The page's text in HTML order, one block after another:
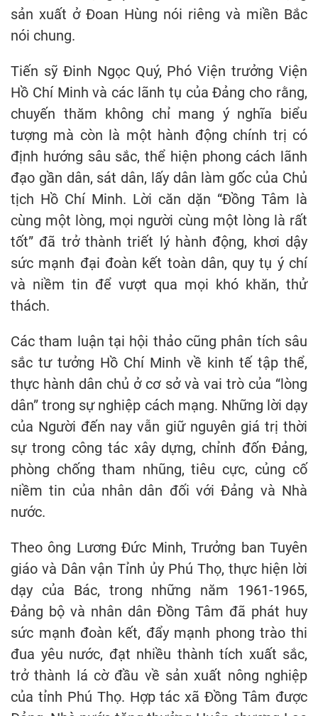
sản xuất ở Đoan Hùng nói riêng và miền Bắc
nói chung.
Tiến sỹ Đinh Ngọc Quý, Phó Viện trưởng Viện
Hồ Chí Minh và các lãnh tụ của Đảng cho rằng,
chuyến thăm không chỉ mang ý nghĩa biểu
tượng mà còn là một hành động chính trị có
định hướng sâu sắc, thể hiện phong cách lãnh
đạo gần dân, sát dân, lấy dân làm gốc của Chủ
tịch Hồ Chí Minh. Lời căn dặn “Đồng Tâm là
cùng một lòng, mọi người cùng một lòng là rất
tốt” đã trở thành triết lý hành động, khơi dậy
sức mạnh đại đoàn kết toàn dân, quy tụ ý chí
và niềm tin để vượt qua mọi khó khăn, thử
thách.
Các tham luận tại hội thảo cũng phân tích sâu
sắc tư tưởng Hồ Chí Minh về kinh tế tập thể,
thực hành dân chủ ở cơ sở và vai trò của “lòng
dân” trong sự nghiệp cách mạng. Những lời dạy
của Người đến nay vẫn giữ nguyên giá trị thời
sự trong công tác xây dựng, chỉnh đốn Đảng,
phòng chống tham nhũng, tiêu cực, củng cố
niềm tin của nhân dân đối với Đảng và Nhà
nước.
Theo ông Lương Đức Minh, Trưởng ban Tuyên
giáo và Dân vận Tỉnh ủy Phú Thọ, thực hiện lời
dạy của Bác, trong những năm 1961-1965,
Đảng bộ và nhân dân Đồng Tâm đã phát huy
sức mạnh đoàn kết, đẩy mạnh phong trào thi
đua yêu nước, đạt nhiều thành tích xuất sắc,
trở thành lá cờ đầu về sản xuất nông nghiệp
của tỉnh Phú Thọ. Hợp tác xã Đồng Tâm được